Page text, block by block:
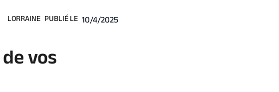
LORRAINE PUBLIÉ LE 10/4/2025
vos